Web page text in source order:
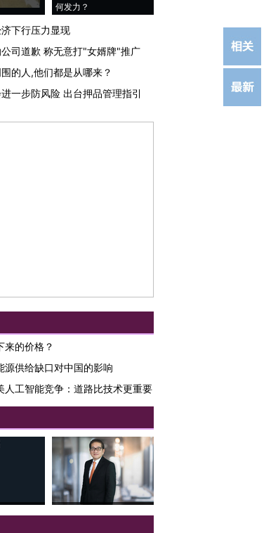
何发力？
下行压力显现
公司道歉 称无意打"女婿牌"推广
的人,他们都是从哪来？
一步防风险 出台押品管理指引
来的价格？
源供给缺口对中国的影响
人工智能竞争：道路比技术更重要